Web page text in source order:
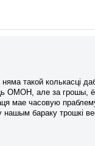
такой колькасці
ОМОН, але за грошы,
мае часовую
нашым бараку трошкі